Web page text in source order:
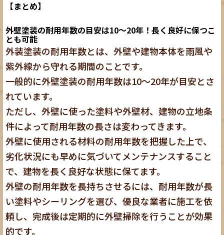
【まとめ】
外壁塗装の耐用年数の目安は10～20年！長く良好に保つこ
とも可能
外装塗装の耐用年数とは、外壁や建物本体を雨風や
紫外線から守れる期間のことです。
一般的に外壁塗装の耐用年数は10～20年が目安とさ
れています。
ただし、外壁に使った塗料や外壁材、建物の立地条
件によって耐用年数の長さは変わってきます。
外壁に使用される材料の耐用年数を把握した上で、
劣化状況にも早めに気づいてメンテナンスすること
で、建物を長く良好な状態に保てます。
外壁の耐用年数を長持ちさせるには、耐用年数が長
い塗料やシーリングを選び、優良な業者に施工を依
頼し、完成後は定期的に外壁掃除を行うことが効果
的です。